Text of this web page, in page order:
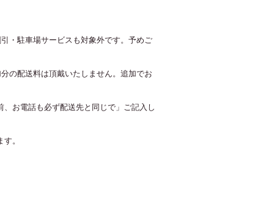
・駐車場サービスも対象外です。予めご
の配送料は頂戴いたしません。追加でお
お電話も必ず配送先と同じで」ご記入し
。